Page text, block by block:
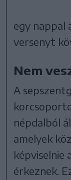
egy nappal
versenyt
Nem
A
népdalból
amelyek
képviselnie
érkeznek.